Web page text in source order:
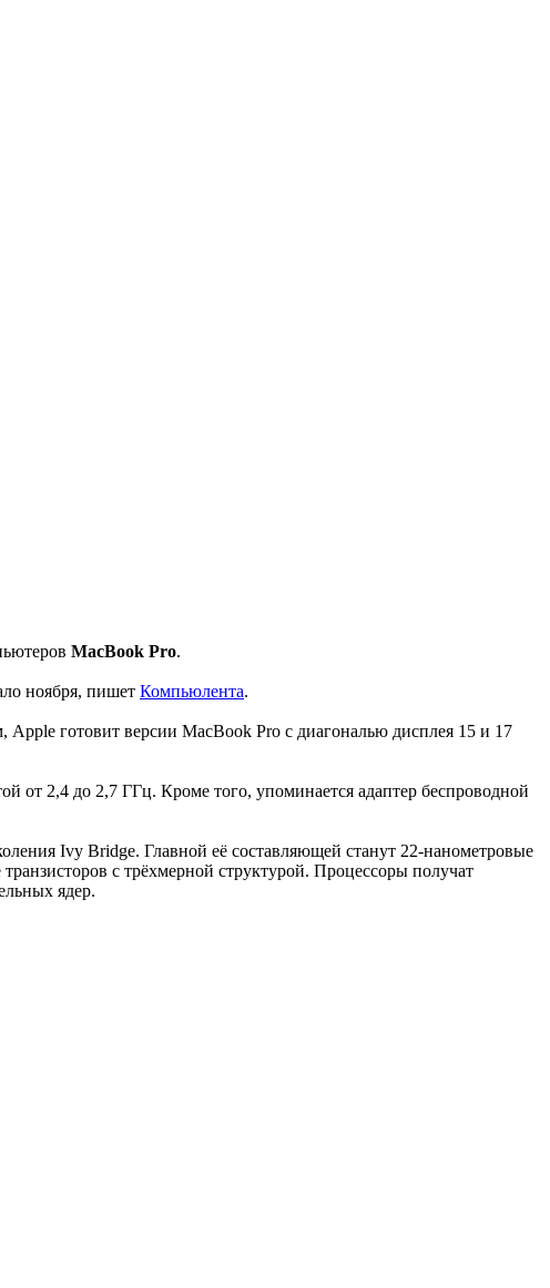
MacBook Pro.
ноября, пишет Компьюлента.
Apple готовит версии MacBook Pro с диагональю дисплея 15 и 17
от 2,4 до 2,7 ГГц. Кроме того, упоминается адаптер беспроводной
Ivy Bridge. Главной её составляющей станут 22-нанометровые
с трёхмерной структурой. Процессоры получат
ядер.